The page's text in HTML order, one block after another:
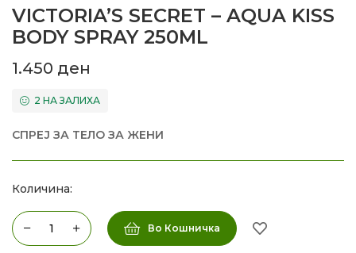
VICTORIA’S SECRET – AQUA KISS
BODY SPRAY 250ML
1.450 ден
2 НА ЗАЛИХА
СПРЕЈ ЗА ТЕЛО ЗА ЖЕНИ
Количина:
Во Кошничка